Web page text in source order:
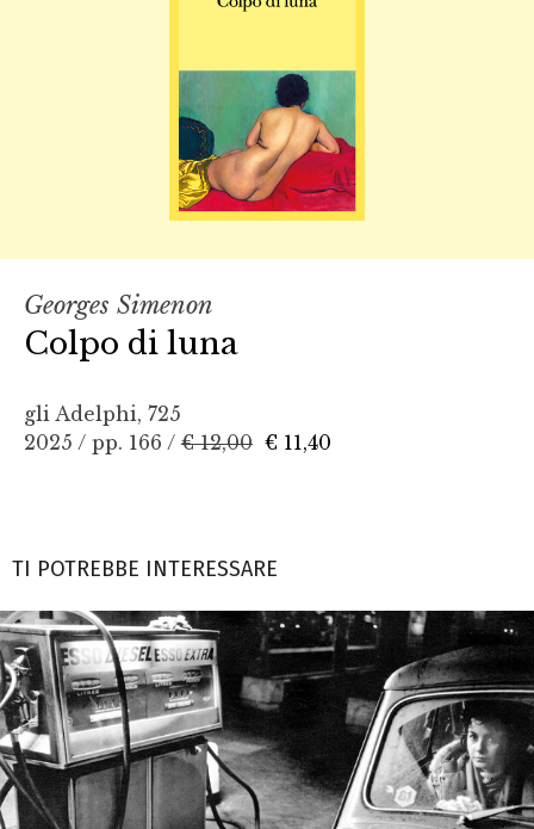
Georges Simenon
Colpo di luna
gli Adelphi, 725
2025 / pp. 166 / € 12,00 € 11,40
TI POTREBBE INTERESSARE